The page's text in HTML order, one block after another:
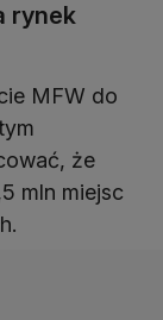
rynek
MFW do
że
mln miejsc